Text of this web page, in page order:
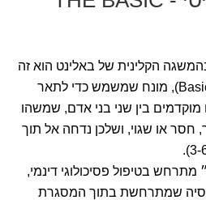
הקלינית של באלינט הוא זה
של השבר הבסיסי (Basic Fault), מונח שמשמש כדי לתאר
מוקדמים בין שני בני אדם, שמשהו
חסר או שגוי, ושלכן נדחה אל תוך
בטיפול פסיכולוגי דינמי,
שמתרחשת בתוך המסגרת